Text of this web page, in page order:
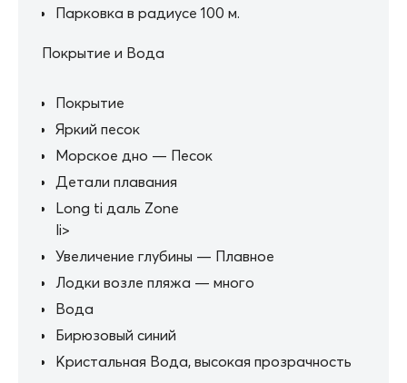
Парковка в радиусе 100 м.
Покрытие и Вода
Покрытие
Яркий песок
Морское дно — Песок
Детали плавания
Long ti даль Zone
li>
Увеличение глубины — Плавное
Лодки возле пляжа — много
Вода
Бирюзовый синий
Кристальная Вода, высокая прозрачность